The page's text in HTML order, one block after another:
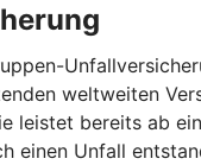
weltweiten
leistet bereits ab
einen Unfall